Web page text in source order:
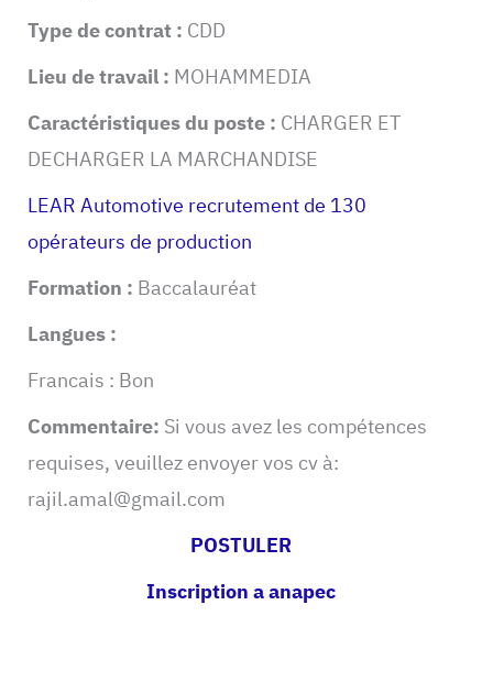
Type de contrat : CDD
Lieu de travail : MOHAMMEDIA
Caractéristiques du poste : CHARGER ET
DECHARGER LA MARCHANDISE
LEAR Automotive recrutement de 130
opérateurs de production
Formation : Baccalauréat
Langues :
Francais : Bon
Commentaire: Si vous avez les compétences
requises, veuillez envoyer vos cv à:
rajil.amal@gmail.com
POSTULER
Inscription a anapec